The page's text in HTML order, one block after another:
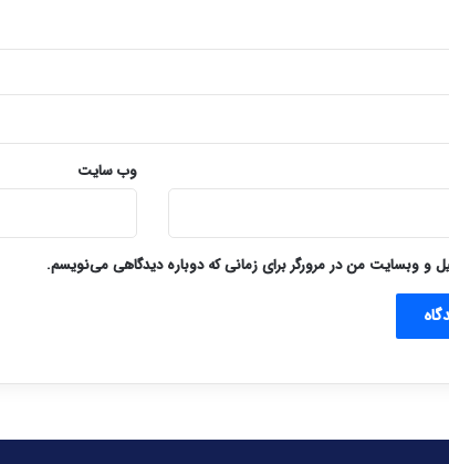
وب‌ سایت
و وبسایت من در مرورگر برای زمانی که دوباره دیدگاهی می‌نویسم.